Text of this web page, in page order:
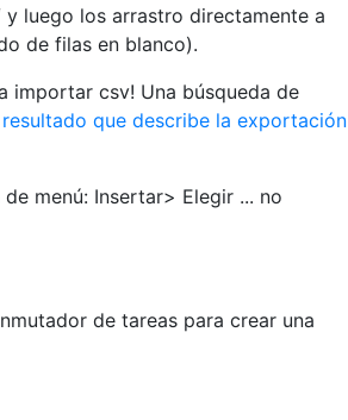
luego los arrastro directamente a
de filas en blanco).
importar csv! Una búsqueda de
que describe la exportación
menú: Insertar> Elegir ... no
de tareas para crear una